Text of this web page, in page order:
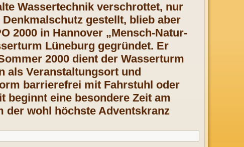
Wassertechnik verschrottet, nur
gestellt, blieb aber
2000 in Hannover „Mensch-Natur-
Lüneburg gegründet. Er
2000 dient der Wasserturm
als Veranstaltungsort und
barrierefrei mit Fahrstuhl oder
beginnt eine besondere Zeit am
der wohl höchste Adventskranz